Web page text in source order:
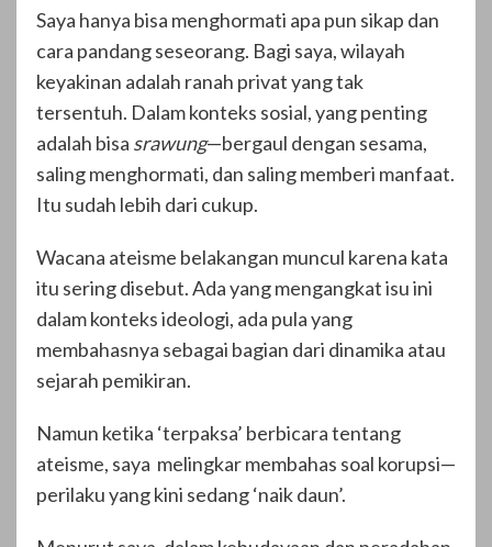
Saya hanya bisa menghormati apa pun sikap dan
cara pandang seseorang. Bagi saya, wilayah
keyakinan adalah ranah privat yang tak
tersentuh. Dalam konteks sosial, yang penting
adalah bisa srawung—bergaul dengan sesama,
saling menghormati, dan saling memberi manfaat.
Itu sudah lebih dari cukup.
Wacana ateisme belakangan muncul karena kata
itu sering disebut. Ada yang mengangkat isu ini
dalam konteks ideologi, ada pula yang
membahasnya sebagai bagian dari dinamika atau
sejarah pemikiran.
Namun ketika ‘terpaksa’ berbicara tentang
ateisme, saya melingkar membahas soal korupsi—
perilaku yang kini sedang ‘naik daun’.